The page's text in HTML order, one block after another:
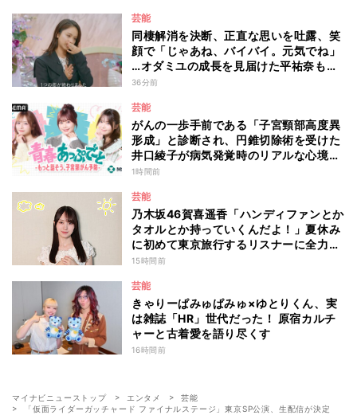
芸能
同棲解消を決断、正直な思いを吐露、笑
顔で「じゃあね、バイバイ。元気でね」
…オダミユの成長を見届けた平祐奈も思
わず涙 『ガールオアレディ3』
36分前
芸能
がんの一歩手前である「子宮頸部高度異
形成」と診断され、円錐切除術を受けた
井口綾子が病気発覚時のリアルな心境や
葛藤を語る ABEMAトーク番組『青春
ん予防-』
1時間前
芸能
乃木坂46賀喜遥香「ハンディファンとか
タオルとか持っていくんだよ！」夏休み
に初めて東京旅行するリスナーに全力ア
ドバイス！
15時間前
芸能
きゃりーぱみゅぱみゅ×ゆとりくん、実
は雑誌「HR」世代だった！ 原宿カルチ
ャーと古着愛を語り尽くす
16時間前
マイナビニューストップ エンタメ
芸能
「仮面ライダーガッチャード ファイナルステージ」東京SP公演、生配信が決定